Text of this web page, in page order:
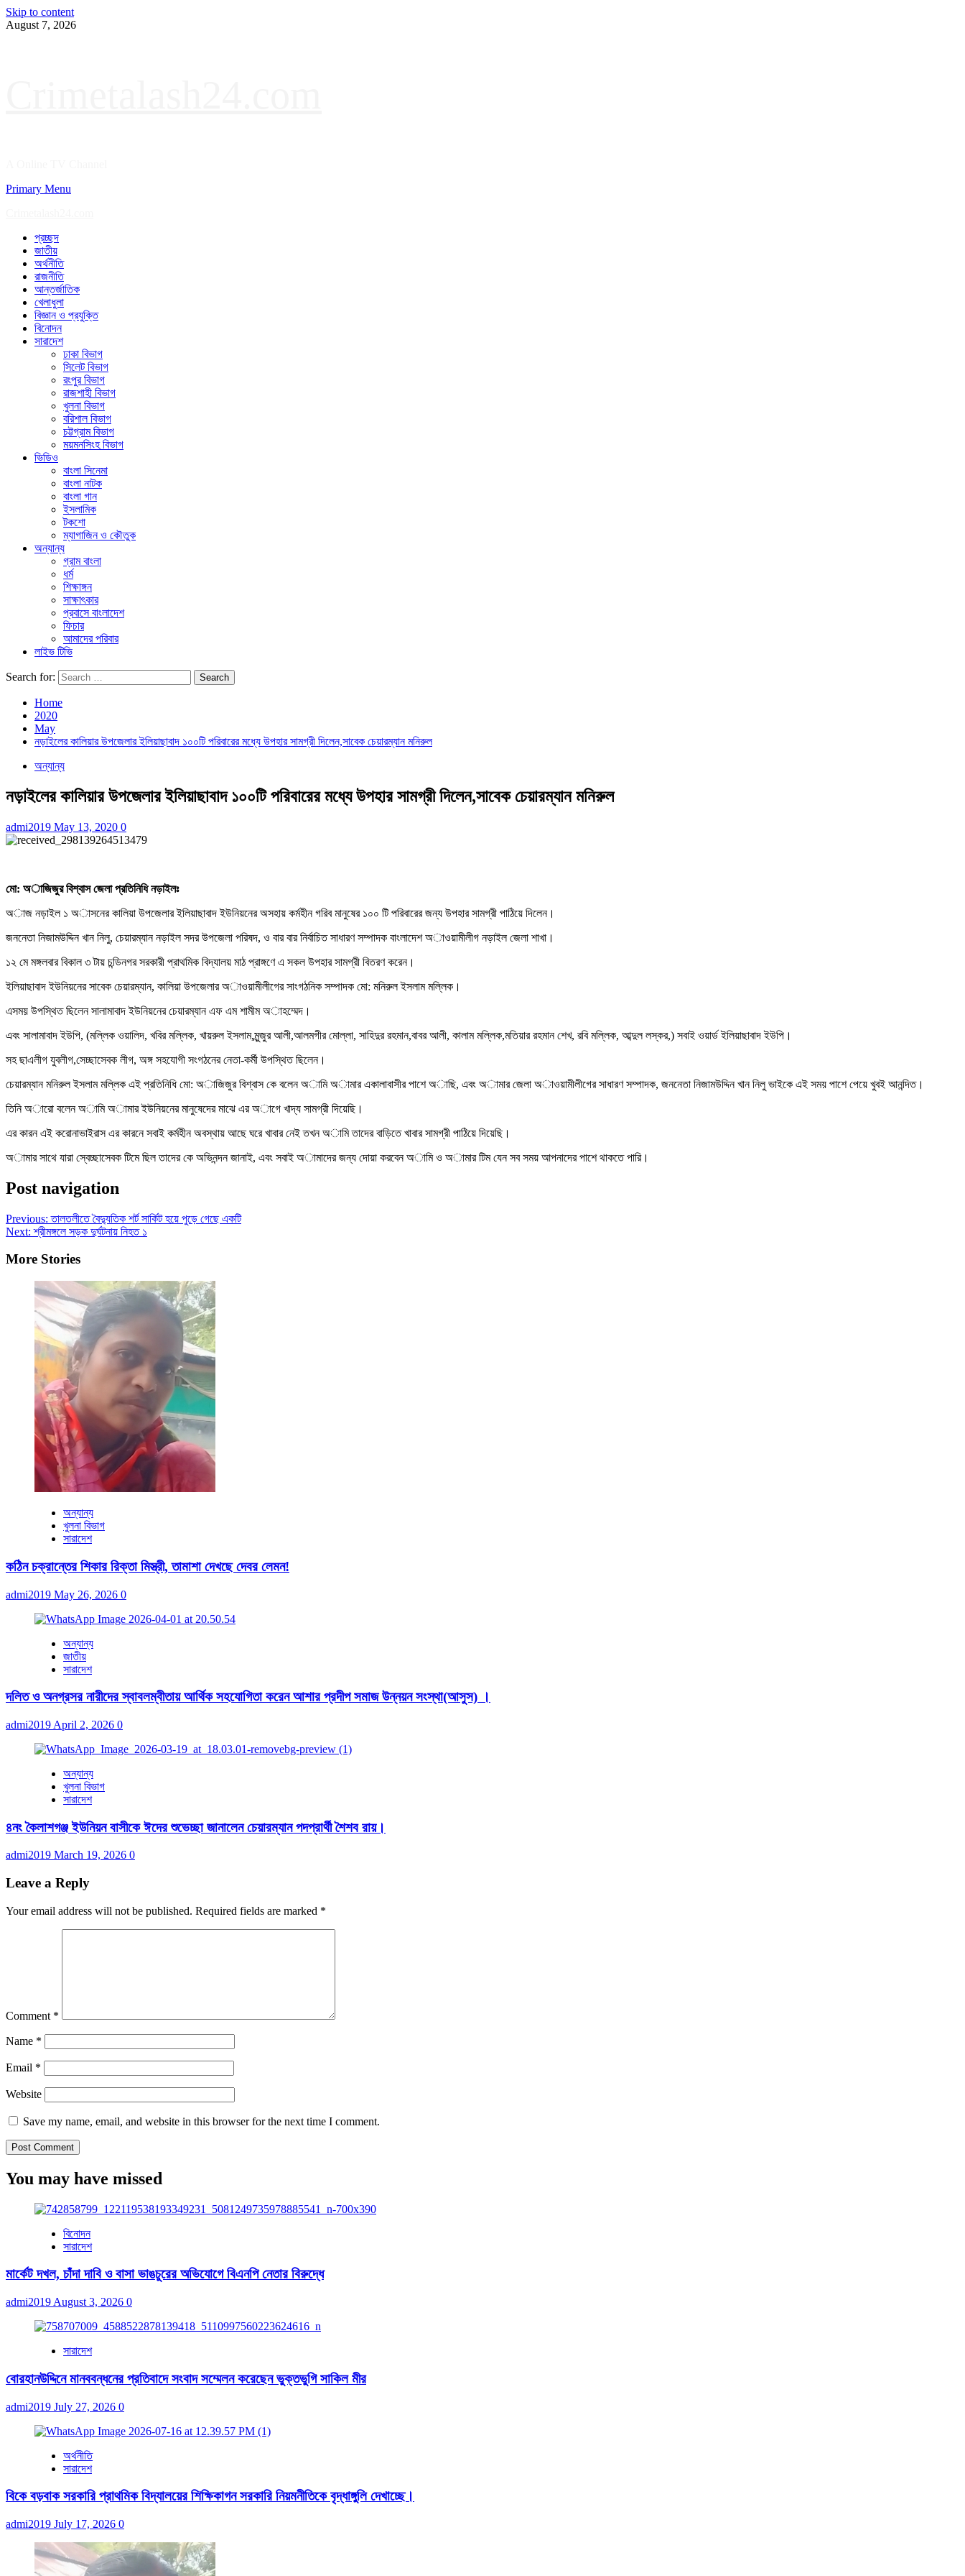
Skip to content
August 7, 2026
Primary Menu
প্রচ্ছদ
জাতীয়
অর্থনীতি
রাজনীতি
আন্তর্জাতিক
খেলাধুলা
বিজ্ঞান ও প্রযুক্তি
বিনোদন
সারাদেশ
ঢাকা বিভাগ
সিলেট বিভাগ
রংপুর বিভাগ
রাজশাহী বিভাগ
খুলনা বিভাগ
বরিশাল বিভাগ
চট্টগ্রাম বিভাগ
ময়মনসিংহ বিভাগ
ভিডিও
বাংলা সিনেমা
বাংলা নাটক
বাংলা গান
ইসলামিক
টকশো
ম্যাগাজিন ও কৌতুক
অন্যান্য
গ্রাম বাংলা
ধর্ম
শিক্ষাঙ্গন
সাক্ষাৎকার
প্রবাসে বাংলাদেশ
ফিচার
আমাদের পরিবার
লাইভ টিভি
Search for:
Home
2020
May
নড়াইলের কালিয়ার উপজেলার ইলিয়াছাবাদ ১০০টি পরিবারের মধ্যে উপহার সামগ্রী দিলেন,সাবেক চেয়ারম্যান মনিরুল
অন্যান্য
নড়াইলের কালিয়ার উপজেলার ইলিয়াছাবাদ ১০০টি পরিবারের মধ্যে উপহার সামগ্রী দিলেন,সাবেক চেয়ারম্যান মনিরুল
admi2019 May 13, 2020 0
মো: অাজিজুর বিশ্বাস জেলা প্রতিনিধি নড়াইলঃ
অাজ নড়াইল ১ অাসনের কালিয়া উপজেলার ইলিয়াছাবাদ ইউনিয়নের অসহায় কর্মহীন গরিব মানুষের ১০০ টি পরিবারের জন্য উপহার সামগ্রী পাঠিয়ে দিলেন।
জননেতা নিজামউদ্দিন খান নিলু, চেয়ারম্যান নড়াইল সদর উপজেলা পরিষদ, ও বার বার নির্বাচিত সাধারণ সম্পাদক বাংলাদেশ অাওয়ামীলীগ নড়াইল জেলা শাখা।
১২ মে মঙ্গলবার বিকাল ৩ টায় চন্ডিনগর সরকারী প্রাথমিক বিদ্যালয় মাঠ প্রাঙ্গণে এ সকল উপহার সামগ্রী বিতরণ করেন।
ইলিয়াছাবাদ ইউনিয়নের সাবেক চেয়ারম্যান, কালিয়া উপজেলার অাওয়ামীলীগের সাংগঠনিক সম্পাদক মো: মনিরুল ইসলাম মল্লিক।
এসময় উপস্থিত ছিলেন সালামাবাদ ইউনিয়নের চেয়ারম্যান এফ এম শামীম অাহম্মেদ।
এবং সালামাবাদ ইউপি, (মল্লিক ওয়ালিদ, খবির মল্লিক, খায়রুল ইসলাম,মুন্জুর আলী,আলমগীর মোল্লা, সাহিদুর রহমান,বাবর আলী, কালাম মল্লিক,মতিয়ার রহমান শেখ, রবি মল্লিক, আব্দুল লস্কর,) সবাই ওয়ার্ড ইলিয়াছাবাদ ইউপি।
সহ ছাএলীগ যুবলীগ,সেচ্ছাসেবক লীগ, অঙ্গ সহযোগী সংগঠনের নেতা-কর্মী উপস্থিত ছিলেন।
চেয়ারম্যান মনিরুল ইসলাম মল্লিক এই প্রতিনিধি মো: অাজিজুর বিশ্বাস কে বলেন অামি অামার একালাবাসীর পাশে অাছি, এবং অামার জেলা অাওয়ামীলীগের সাধারণ সম্পাদক, জননেতা নিজামউদ্দিন খান নিলু ভাইকে এই সময় পাশে পেয়ে খুবই আনন্দিত।
তিনি অারো বলেন অামি অামার ইউনিয়নের মানুষেদের মাঝে এর অাগে খাদ্য সামগ্রী দিয়েছি।
এর কারন এই করোনাভাইরাস এর কারনে সবাই কর্মহীন অবস্থায় আছে ঘরে খাবার নেই তখন অামি তাদের বাড়িতে খাবার সামগ্রী পাঠিয়ে দিয়েছি।
অামার সাথে যারা স্বেচ্ছাসেবক টিমে ছিল তাদের কে অভিনন্দন জানাই, এবং সবাই অামাদের জন্য দোয়া করবেন অামি ও অামার টিম যেন সব সময় আপনাদের পাশে থাকতে পারি।
Post navigation
Previous:তালতলীতে বৈদ্যুতিক শর্ট সার্কিট হয়ে পুড়ে গেছে একটি
Next:শ্রীমঙ্গলে সড়ক দুর্ঘটনায় নিহত ১
More Stories
অন্যান্য
খুলনা বিভাগ
সারাদেশ
কঠিন চক্রান্তের শিকার রিক্তা মিস্ত্রী, তামাশা দেখছে দেবর লেমন!
admi2019 May 26, 2026 0
অন্যান্য
জাতীয়
সারাদেশ
দলিত ও অনগ্রসর নারীদের স্বাবলম্বীতায় আর্থিক সহযোগিতা করেন আশার প্রদীপ সমাজ উন্নয়ন সংস্থা(আসুস) ।
admi2019 April 2, 2026 0
অন্যান্য
খুলনা বিভাগ
সারাদেশ
৪নং কৈলাশগঞ্জ ইউনিয়ন বাসীকে ঈদের শুভেচ্ছা জানালেন চেয়ারম্যান পদপ্রার্থী শৈশব রায়।
admi2019 March 19, 2026 0
Leave a Reply
Your email address will not be published. Required fields are marked *
Comment *
Name *
Email *
Website
Save my name, email, and website in this browser for the next time I comment.
You may have missed
বিনোদন
সারাদেশ
মার্কেট দখল, চাঁদা দাবি ও বাসা ভাঙচুরের অভিযোগে বিএনপি নেতার বিরুদ্ধে
admi2019 August 3, 2026 0
সারাদেশ
বোরহানউদ্দিনে মানববন্ধনের প্রতিবাদে সংবাদ সম্মেলন করেছেন ভুক্তভুগি সাকিল মীর
admi2019 July 27, 2026 0
অর্থনীতি
সারাদেশ
বিকে বড়বাক সরকারি প্রাথমিক বিদ্যালয়ের শিক্ষিকাগন সরকারি নিয়মনীতিকে বৃদ্ধাঙ্গুলি দেখাচ্ছে।
admi2019 July 17, 2026 0